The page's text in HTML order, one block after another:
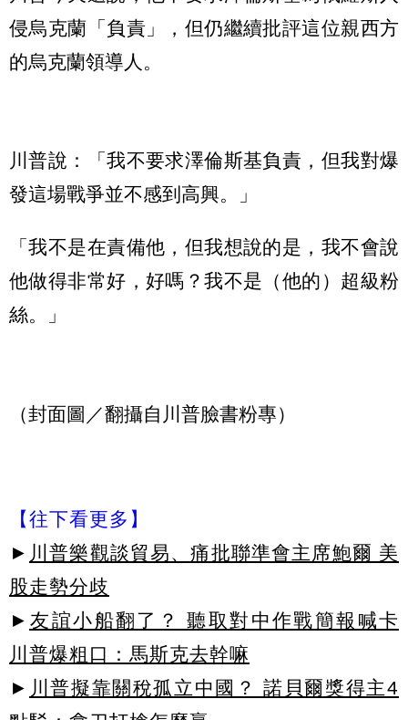
侵烏克蘭「負責」，但仍繼續批評這位親西方
的烏克蘭領導人。
川普說：「我不要求澤倫斯基負責，但我對爆
發這場戰爭並不感到高興。」
「我不是在責備他，但我想說的是，我不會說
他做得非常好，好嗎？我不是（他的）超級粉
絲。」
（封面圖／翻攝自川普臉書粉專）
【往下看更多】
► 川普樂觀談貿易、痛批聯準會主席鮑爾 美
股走勢分歧
► 友誼小船翻了？ 聽取對中作戰簡報喊卡
川普爆粗口：馬斯克去幹嘛
► 川普擬靠關稅孤立中國？ 諾貝爾獎得主4